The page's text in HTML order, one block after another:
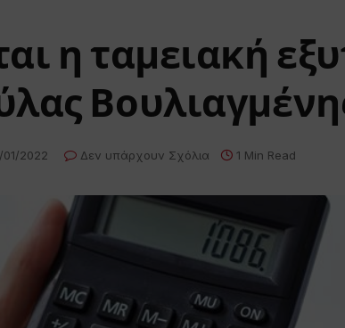
η ταμειακή
01/2022 Δεν υπάρχουν Σχόλια 1 Min Read